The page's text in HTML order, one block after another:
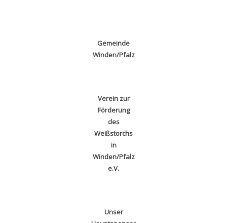
Gemeinde
Winden/Pfalz
Verein zur
Förderung
des
Weißstorchs
in
Winden/Pfalz
e.V.
Unser